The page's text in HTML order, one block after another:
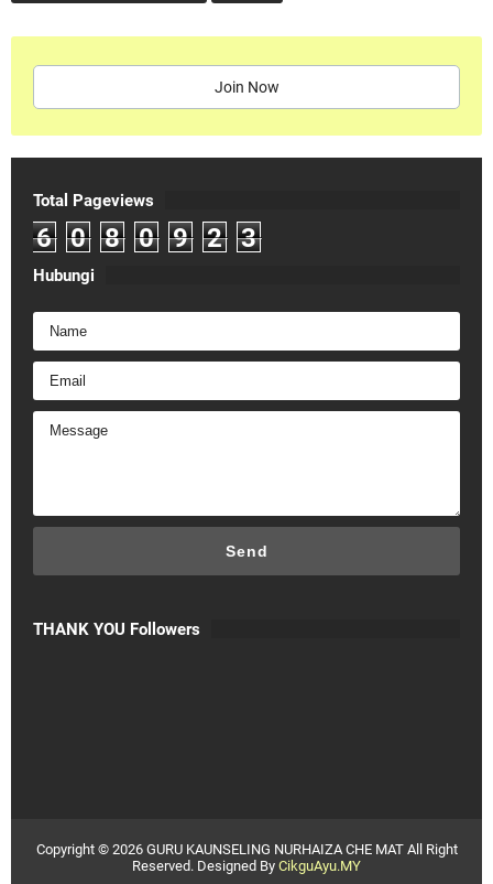
Join Now
Total Pageviews
6 0 8 0 9 2 3
Hubungi
THANK YOU Followers
Copyright © 2026 GURU KAUNSELING NURHAIZA CHE MAT All Right
Reserved. Designed By CikguAyu.MY